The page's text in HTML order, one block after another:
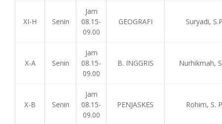
XI-H Senin
Jam
08.15-
09.00
GEOGRAFI Suryadi,
X-A Senin
Jam
08.15-
09.00
B. INGGRIS Nurhikmah,
X-B Senin
Jam
08.15-
09.00
PENJASKES Rohim, S.